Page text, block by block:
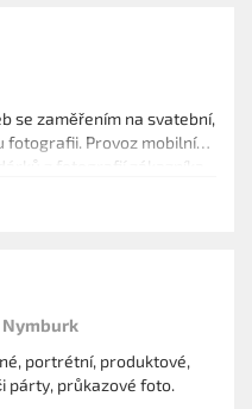
fotografie.
se zaměřením na svatební,
Provoz mobilního
z fotografií zákazníka.
Nymburk
párty, průkazové foto.